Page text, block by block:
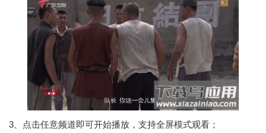
3、点击任意频道即可开始播放，支持全屏模式观看；